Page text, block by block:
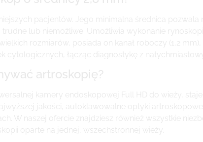
pacjentów. Jego minimalna średnica pozwala
lub niemożliwe. Umożliwia wykonanie
rozmiarów, posiada on kanał roboczy (1,2 mm),
łącząc diagnostykę z
artroskopię?
kamery endoskopowej Full HD do wieży, staje
jakości, autoklawowalne optyki artroskopowe
W naszej ofercie znajdziesz również wszystkie
oparte na jednej, wszechstronnej wieży.